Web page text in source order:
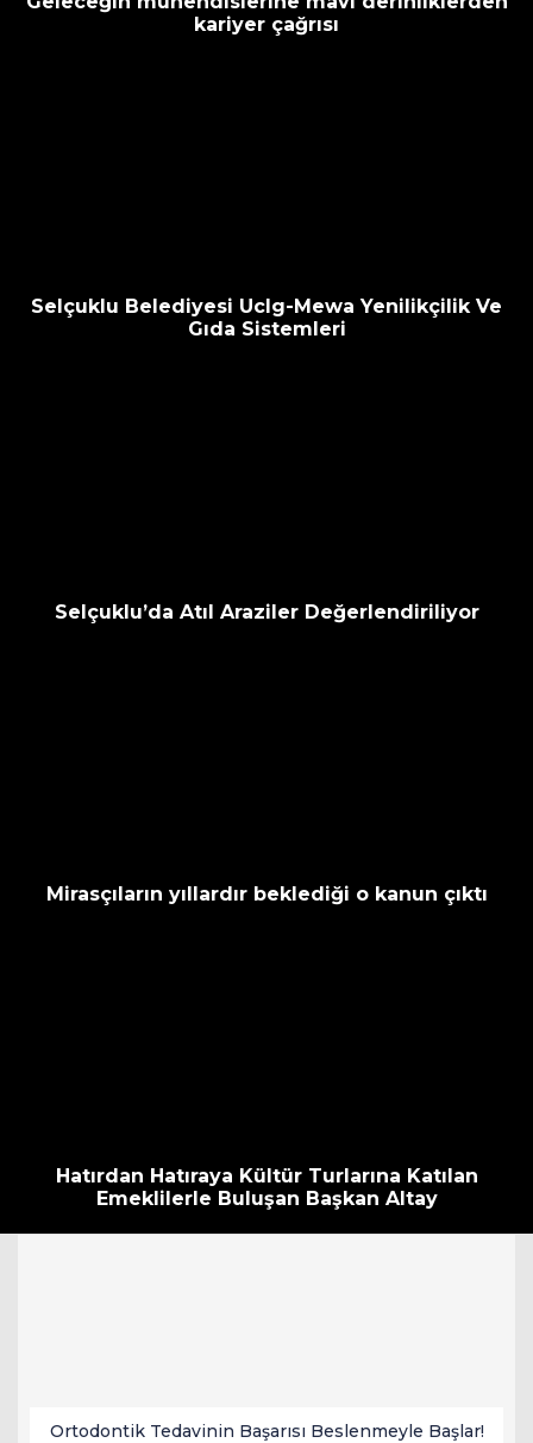
kariyer çağrısı
Selçuklu Belediyesi Uclg-Mewa Yenilikçilik Ve
Gıda Sistemleri
Selçuklu’da Atıl Araziler Değerlendiriliyor
Mirasçıların yıllardır beklediği o kanun çıktı
Hatırdan Hatıraya Kültür Turlarına Katılan
Emeklilerle Buluşan Başkan Altay
Ortodontik Tedavinin Başarısı Beslenmeyle Başlar!